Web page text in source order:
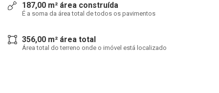
187,00 m² área construída
É a soma da área total de todos os pavimentos
356,00 m² área total
Área total do terreno onde o imóvel está localizado